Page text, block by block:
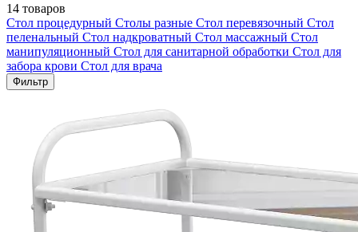
14 товаров
Стол процедурный Столы разные Стол перевязочный Стол
пеленальный Стол надкроватный Стол массажный Стол
манипуляционный Стол для санитарной обработки Стол для
забора крови Стол для врача
Фильтр